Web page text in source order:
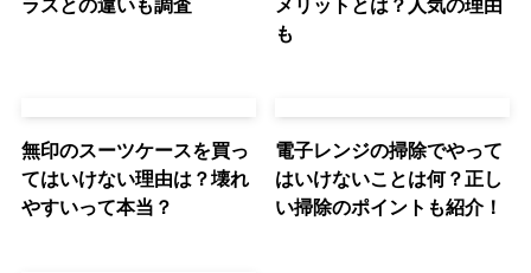
ラスとの違いも調査
メリットとは？人気の理由
も
無印のスーツケースを買っ
てはいけない理由は？壊れ
やすいって本当？
電子レンジの掃除でやって
はいけないことは何？正し
い掃除のポイントも紹介！